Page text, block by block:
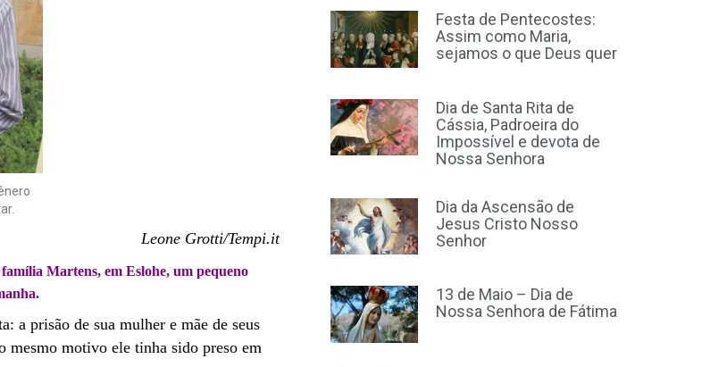
Leone Grotti/Tempi.it
Martens, em Eslohe, um pequeno
a prisão de sua mulher e mãe de seus
mesmo motivo ele tinha sido preso em
Festa de Pentecostes:
Assim como Maria,
sejamos o que Deus quer
Dia de Santa Rita de
Cássia, Padroeira do
Impossível e devota de
Nossa Senhora
Dia da Ascensão de
Jesus Cristo Nosso
Senhor
13 de Maio – Dia de
Nossa Senhora de Fátima